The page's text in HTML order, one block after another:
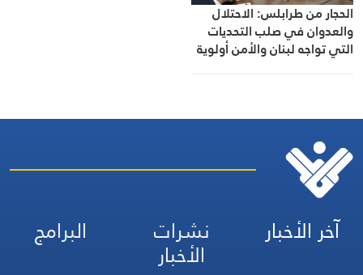
الحجار من طرابلس: الاحتلال
والعدوان في صلب التحديات
التي تواجه لبنان والأمن أولوية
الدولة
آخر الأخبار نشرات
الأخبار
البرامج